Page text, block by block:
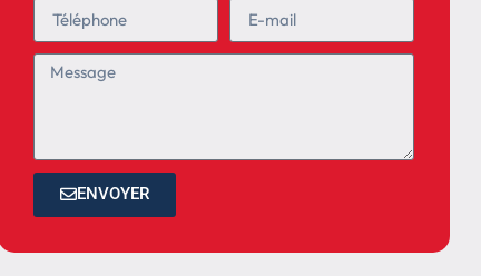
ENVOYER